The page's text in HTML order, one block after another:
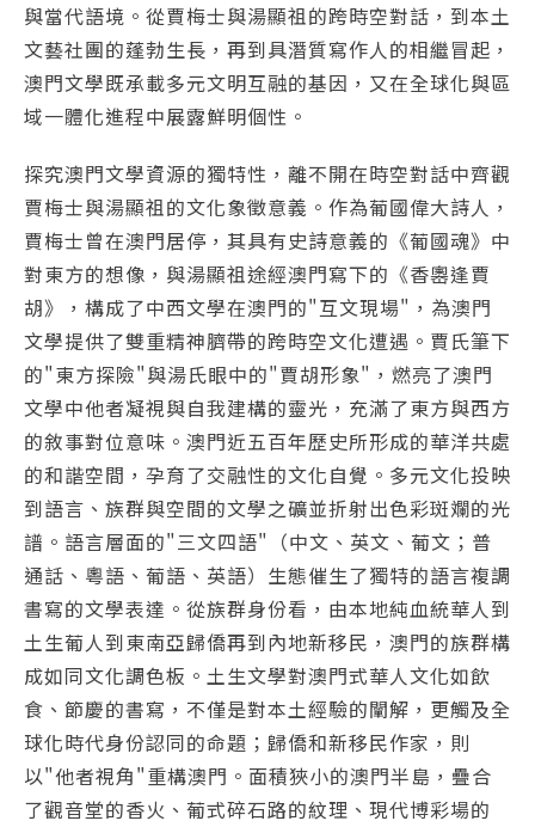
與當代語境。從賈梅士與湯顯祖的跨時空對話，到本土
文藝社團的蓬勃生長，再到具潛質寫作人的相繼冒起，
澳門文學既承載多元文明互融的基因，又在全球化與區
域一體化進程中展露鮮明個性。
探究澳門文學資源的獨特性，離不開在時空對話中齊觀
賈梅士與湯顯祖的文化象徵意義。作為葡國偉大詩人，
賈梅士曾在澳門居停，其具有史詩意義的《葡國魂》中
對東方的想像，與湯顯祖途經澳門寫下的《香嶴逢賈
胡》，構成了中西文學在澳門的"互文現場"，為澳門
文學提供了雙重精神臍帶的跨時空文化遭遇。賈氏筆下
的"東方探險"與湯氏眼中的"賈胡形象"，燃亮了澳門
文學中他者凝視與自我建構的靈光，充滿了東方與西方
的敘事對位意味。澳門近五百年歷史所形成的華洋共處
的和諧空間，孕育了交融性的文化自覺。多元文化投映
到語言、族群與空間的文學之礦並折射出色彩斑斕的光
譜。語言層面的"三文四語"（中文、英文、葡文；普
通話、粵語、葡語、英語）生態催生了獨特的語言複調
書寫的文學表達。從族群身份看，由本地純血統華人到
土生葡人到東南亞歸僑再到內地新移民，澳門的族群構
成如同文化調色板。土生文學對澳門式華人文化如飲
食、節慶的書寫，不僅是對本土經驗的闡解，更觸及全
球化時代身份認同的命題；歸僑和新移民作家，則
以"他者視角"重構澳門。面積狹小的澳門半島，疊合
了觀音堂的香火、葡式碎石路的紋理、現代博彩場的